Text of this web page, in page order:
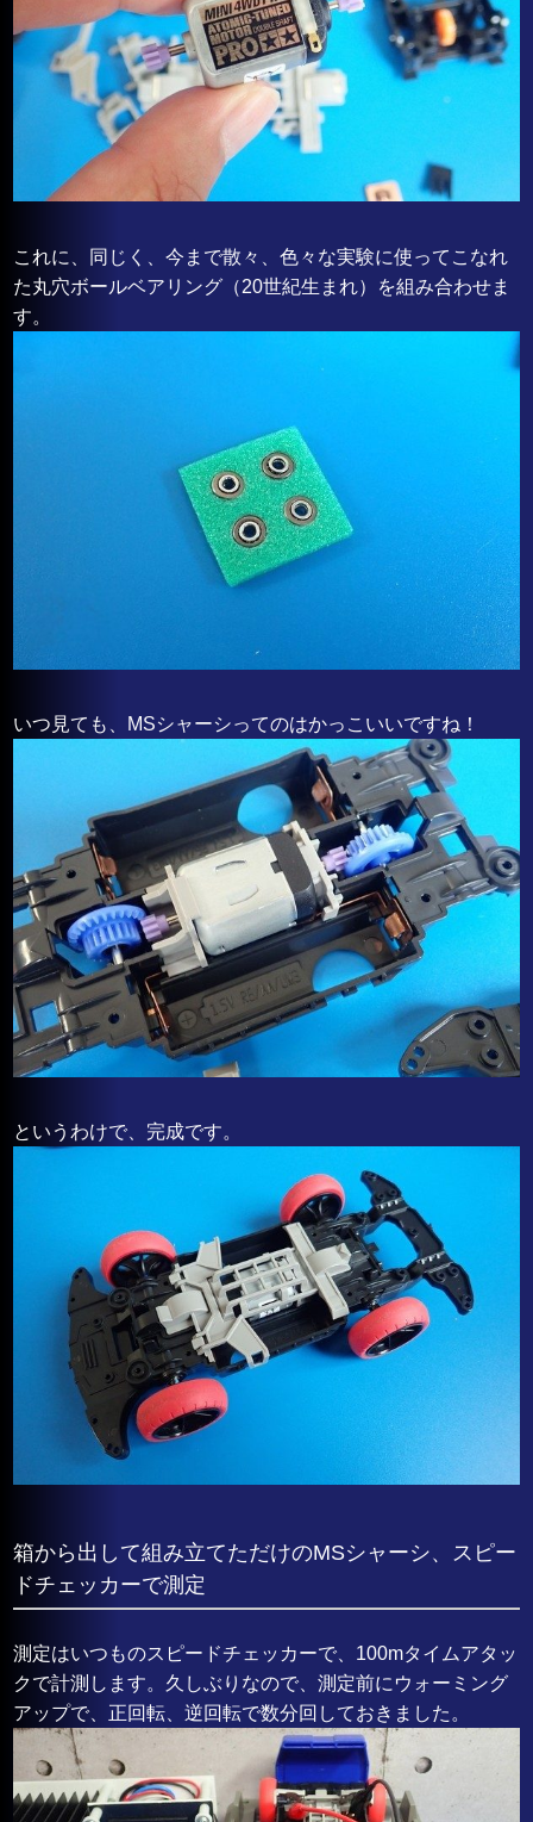
これに、同じく、今まで散々、色々な実験に使ってこなれ
た丸穴ボールベアリング（20世紀生まれ）を組み合わせま
す。
いつ見ても、MSシャーシってのはかっこいいですね！
というわけで、完成です。
箱から出して組み立てただけのMSシャーシ、スピー
ドチェッカーで測定
測定はいつものスピードチェッカーで、100mタイムアタッ
クで計測します。久しぶりなので、測定前にウォーミング
アップで、正回転、逆回転で数分回しておきました。